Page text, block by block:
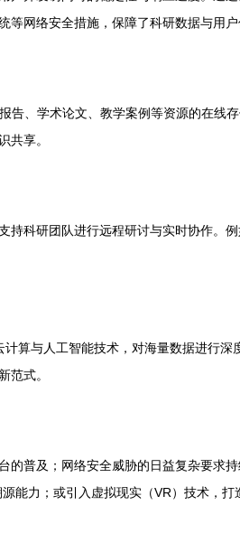
网络安全措施，保障了科研数据与用户
告、学术论文、教学案例等资源的在线
共享。
持科研团队进行远程研讨与实时协作。
算与人工智能技术，对海量数据进行深
范式。
普及；网络安全威胁的日益复杂要求持
能力；或引入虚拟现实（VR）技术，打